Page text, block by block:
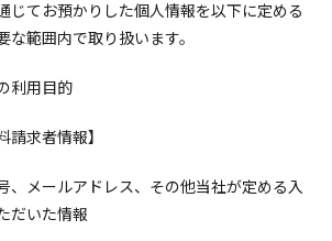
じてお預かりした個人情報を以下に定める
範囲内で取り扱います。
利用目的
請求者情報】
、メールアドレス、その他当社が定める入
だいた情報